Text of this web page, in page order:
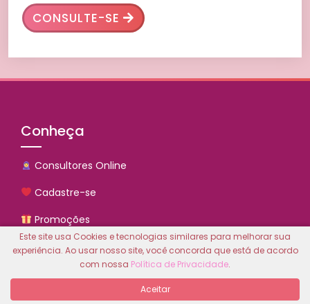
CONSULTE-SE
Conheça
Consultores Online
Cadastre-se
Promoções
Contato
Quem Somos
Este site usa Cookies e tecnologias similares para melhorar sua
experiência. Ao usar nosso site, você concorda que está de acordo
com nossa Política de Privacidade.
Aceitar